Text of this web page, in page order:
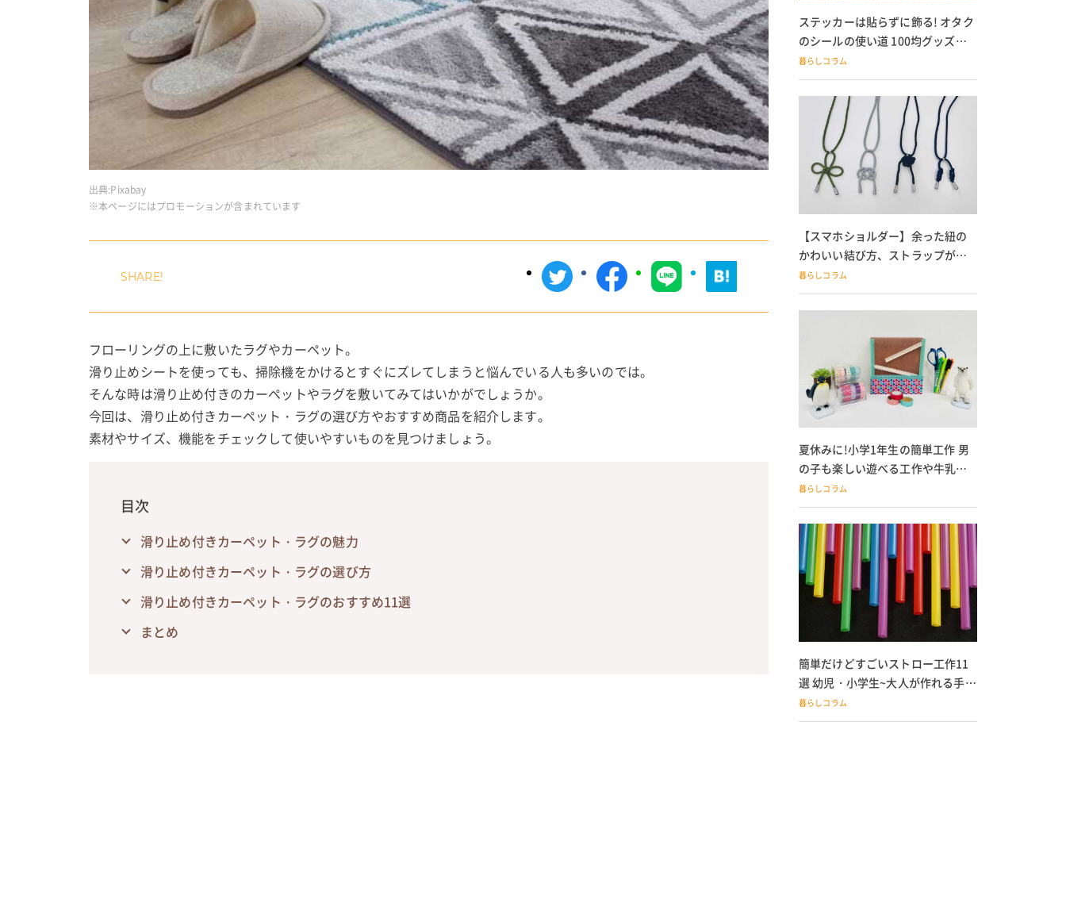
出典:Pixabay
※本ページにはプロモーションが含まれています
フローリングの上に敷いたラグやカーペット。
滑り止めシートを使っても、掃除機をかけるとすぐにズレてしまうと悩んでいる人も多いのでは。
そんな時は滑り止め付きのカーペットやラグを敷いてみてはいかがでしょうか。
今回は、滑り止め付きカーペット・ラグの選び方やおすすめ商品を紹介します。
素材やサイズ、機能をチェックして使いやすいものを見つけましょう。
目次
滑り止め付きカーペット・ラグの魅力
滑り止め付きカーペット・ラグの選び方
滑り止め付きカーペット・ラグのおすすめ11選
まとめ
ステッカーは貼らずに飾る! オタク
のシールの使い道 100均グッズで
の飾り方も
暮らしコラム
【スマホショルダー】余った紐の
かわいい結び方、ストラップが落
ちる人必見
暮らしコラム
夏休みに!小学1年生の簡単工作 男
の子も楽しい遊べる工作や牛乳パ
ック貯金箱も
暮らしコラム
簡単だけどすごいストロー工作11
選 幼児・小学生~大人が作れる手作
りおもちゃ
暮らしコラム